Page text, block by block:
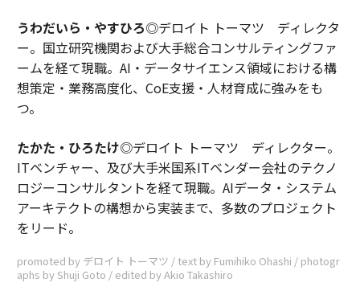
うわだいら・やすひろ◎デロイト トーマツ ディレクタ
ー。国立研究機関および大手総合コンサルティングファ
ームを経て現職。AI・データサイエンス領域における構
想策定・業務高度化、CoE支援・人材育成に強みをも
つ。
たかた・ひろたけ◎デロイト トーマツ ディレクター。
ITベンチャー、及び大手米国系ITベンダー会社のテクノ
ロジーコンサルタントを経て現職。AIデータ・システム
アーキテクトの構想から実装まで、多数のプロジェクト
をリード。
promoted by デロイト トーマツ / text by Fumihiko Ohashi / photogr
aphs by Shuji Goto / edited by Akio Takashiro